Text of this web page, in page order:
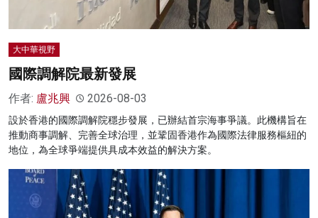
大中華視野
國際調解院最新發展
作者: 盧兆興 2026-08-03
設於香港的國際調解院穩步發展，已辦結首宗海事爭議。此機構旨在
推動商事調解、完善全球治理，並鞏固香港作為國際法律服務樞紐的
地位，為全球爭端提供具成本效益的解決方案。